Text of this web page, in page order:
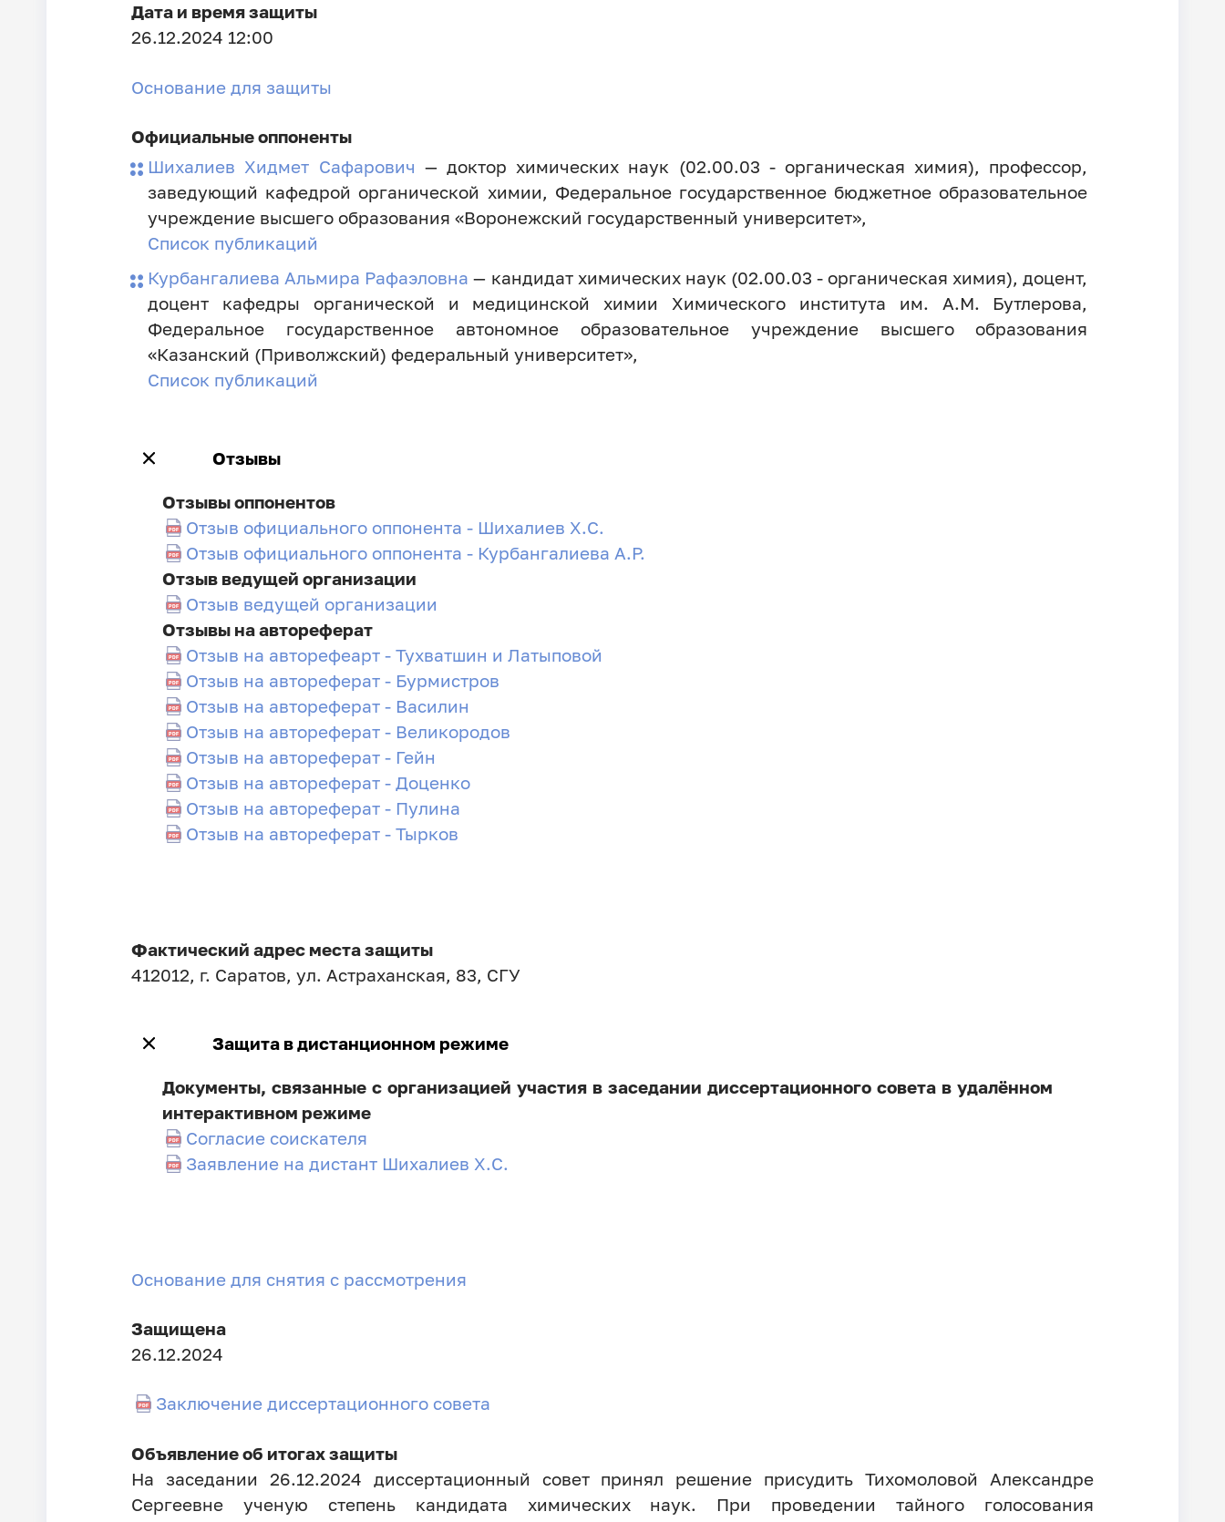
Дата и время защиты
26.12.2024 12:00
Основание для защиты
Официальные оппоненты
Шихалиев Хидмет Сафарович — доктор химических наук (02.00.03 - органическая химия), профессор,
заведующий кафедрой органической химии, Федеральное государственное бюджетное образовательное
учреждение высшего образования «Воронежский государственный университет»,
Список публикаций
Курбангалиева Альмира Рафаэловна— кандидат химических наук (02.00.03 - органическая химия), доцент,
доцент кафедры органической и медицинской химии Химического института им. А.М. Бутлерова,
Федеральное государственное автономное образовательное учреждение высшего образования
«Казанский (Приволжский) федеральный университет»,
Список публикаций
Отзывы
Отзывы оппонентов
Отзыв официального оппонента - Шихалиев Х.С.
Отзыв официального оппонента - Курбангалиева А.Р.
Отзыв ведущей организации
Отзыв ведущей организации
Отзывы на автореферат
Отзыв на авторефеарт - Тухватшин и Латыповой
Отзыв на автореферат - Бурмистров
Отзыв на автореферат - Василин
Отзыв на автореферат - Великородов
Отзыв на автореферат - Гейн
Отзыв на автореферат - Доценко
Отзыв на автореферат - Пулина
Отзыв на автореферат - Тырков
Фактический адрес места защиты
412012, г. Саратов, ул. Астраханская, 83, СГУ
Защита в дистанционном режиме
Документы, связанные с организацией участия в заседании диссертационного совета в удалённом
интерактивном режиме
Согласие соискателя
Заявление на дистант Шихалиев Х.С.
Основание для снятия с рассмотрения
Защищена
26.12.2024
Заключение диссертационного совета
Объявление об итогах защиты
На заседании 26.12.2024 диссертационный совет принял решение присудить Тихомоловой Александре
Сергеевне ученую степень кандидата химических наук. При проведении тайного голосования